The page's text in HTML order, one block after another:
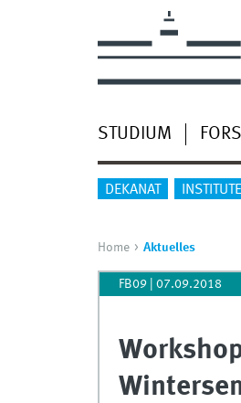
STUDIUM
DEKANAT
Home Aktuelles
FB09| 07.09.2018